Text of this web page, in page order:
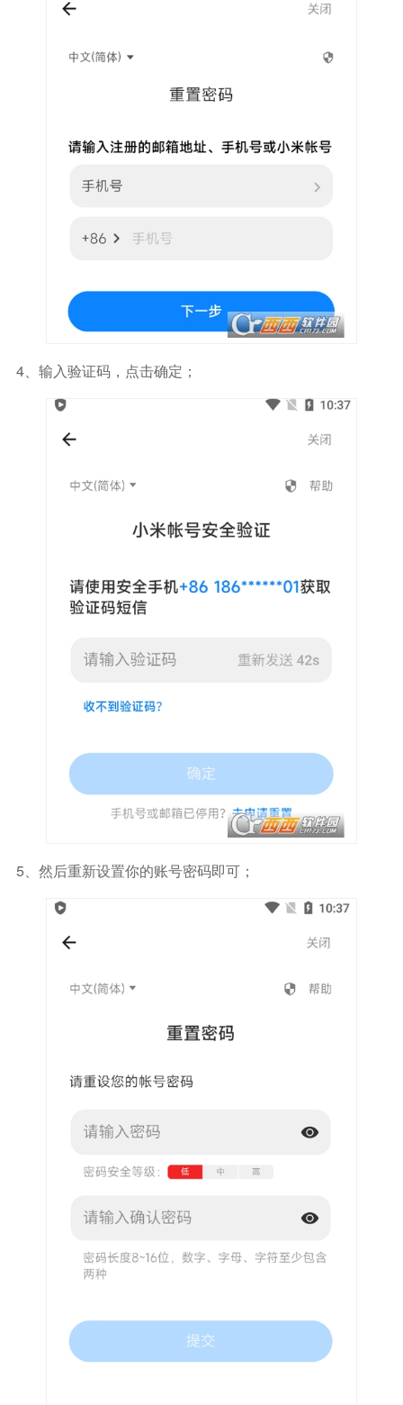
4、输入验证码，点击确定；
5、然后重新设置你的账号密码即可；